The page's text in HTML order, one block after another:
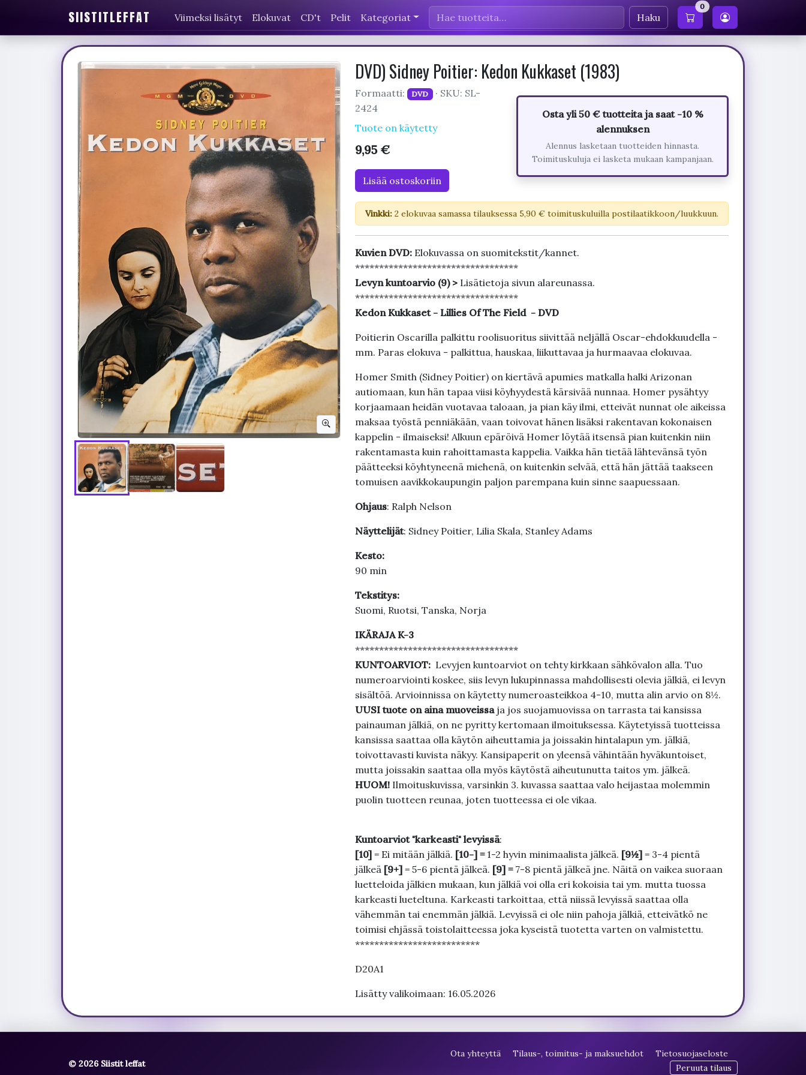
SIISTITLEFFAT Viimeksi lisätyt Elokuvat CD't Pelit Kategoriat Haku
0
DVD) Sidney Poitier: Kedon Kukkaset (1983)
Formaatti: DVD
· SKU: SL-
2424
Tuote on käytetty
9,95 €
Lisää ostoskoriin
Osta yli 50 € tuotteita ja saat -10 %
alennuksen
Alennus lasketaan tuotteiden hinnasta.
Toimituskuluja ei lasketa mukaan kampanjaan.
Vinkki:2 elokuvaa samassa tilauksessa 5,90 € toimituskuluilla postilaatikkoon/luukkuun.
Kuvien DVD: Elokuvassa on suomitekstit/kannet.
**********************************
Levyn kuntoarvio (9) > Lisätietoja sivun alareunassa.
**********************************
Kedon Kukkaset - Lillies Of The Field - DVD
Poitierin Oscarilla palkittu roolisuoritus siivittää neljällä Oscar-ehdokkuudella -
mm. Paras elokuva - palkittua, hauskaa, liikuttavaa ja hurmaavaa elokuvaa.
Homer Smith (Sidney Poitier) on kiertävä apumies matkalla halki Arizonan
autiomaan, kun hän tapaa viisi köyhyydestä kärsivää nunnaa. Homer pysähtyy
korjaamaan heidän vuotavaa taloaan, ja pian käy ilmi, etteivät nunnat ole aikeissa
maksaa työstä penniäkään, vaan toivovat hänen lisäksi rakentavan kokonaisen
kappelin - ilmaiseksi! Alkuun epäröivä Homer löytää itsensä pian kuitenkin niin
rakentamasta kuin rahoittamasta kappelia. Vaikka hän tietää lähtevänsä työn
päätteeksi köyhtyneenä miehenä, on kuitenkin selvää, että hän jättää taakseen
tomuisen aavikkokaupungin paljon parempana kuin sinne saapuessaan.
Ohjaus: Ralph Nelson
Näyttelijät: Sidney Poitier, Lilia Skala, Stanley Adams
Kesto:
90 min
Tekstitys:
Suomi, Ruotsi, Tanska, Norja
IKÄRAJA K-3
**********************************
KUNTOARVIOT: Levyjen kuntoarviot on tehty kirkkaan sähkövalon alla. Tuo
numeroarviointi koskee, siis levyn lukupinnassa mahdollisesti olevia jälkiä, ei levyn
sisältöä. Arvioinnissa on käytetty numeroasteikkoa 4-10, mutta alin arvio on 8½.
UUSI tuote on aina muoveissa ja jos suojamuovissa on tarrasta tai kansissa
painauman jälkiä, on ne pyritty kertomaan ilmoituksessa. Käytetyissä tuotteissa
kansissa saattaa olla käytön aiheuttamia ja joissakin hintalapun ym. jälkiä,
toivottavasti kuvista näkyy. Kansipaperit on yleensä vähintään hyväkuntoiset,
mutta joissakin saattaa olla myös käytöstä aiheutunutta taitos ym. jälkeä.
HUOM!Ilmoituskuvissa, varsinkin 3. kuvassa saattaa valo heijastaa molemmin
puolin tuotteen reunaa, joten tuotteessa ei ole vikaa.
Kuntoarviot "karkeasti" levyissä:
[10]= Ei mitään jälkiä. [10-] = 1-2 hyvin minimaalista jälkeä. [9½]= 3-4 pientä
jälkeä [9+]= 5-6 pientä jälkeä. [9] = 7-8 pientä jälkeä jne. Näitä on vaikea suoraan
luetteloida jälkien mukaan, kun jälkiä voi olla eri kokoisia tai ym. mutta tuossa
karkeasti lueteltuna. Karkeasti tarkoittaa, että niissä levyissä saattaa olla
vähemmän tai enemmän jälkiä. Levyissä ei ole niin pahoja jälkiä, etteivätkö ne
toimisi ehjässä toistolaitteessa joka kyseistä tuotetta varten on valmistettu.
**************************
D20A1
Lisätty valikoimaan: 16.05.2026
© 2026 Siistit leffat
Ota yhteyttä Tilaus-, toimitus- ja maksuehdot
Tietosuojaseloste
Peruuta tilaus